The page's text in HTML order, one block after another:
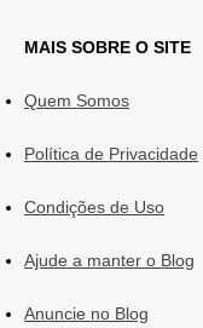
MAIS SOBRE O SITE
Quem Somos
Política de Privacidade
Condições de Uso
Ajude a manter o Blog
Anuncie no Blog